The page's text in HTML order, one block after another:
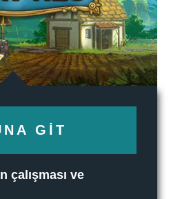
GIT
çalışması ve